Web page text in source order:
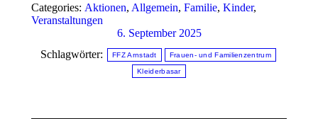
Categories: Aktionen, Allgemein, Familie, Kinder,
Veranstaltungen
6. September 2025
Schlagwörter:
FFZ Arnstadt Frauen- und Familienzentrum
Kleiderbasar